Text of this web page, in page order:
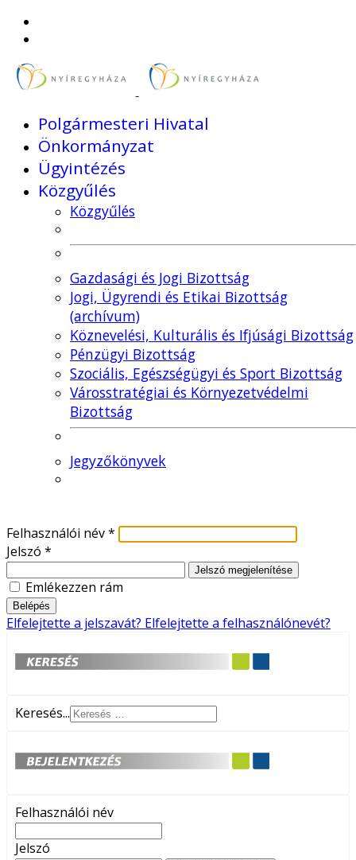
Polgármesteri Hivatal
Önkormányzat
Ügyintézés
Közgyűlés
Közgyűlés
Gazdasági és Jogi Bizottság
Jogi, Ügyrendi és Etikai Bizottság
(archívum)
Köznevelési, Kulturális és Ifjúsági Bizottság
Pénzügyi Bizottság
Szociális, Egészségügyi és Sport Bizottság
Városstratégiai és Környezetvédelmi
Bizottság
Jegyzőkönyvek
Felhasználói név*
Jelszó *
Jelszó megjelenítése
Emlékezzen rám
Belépés
Elfelejtette a jelszavát? Elfelejtette a felhasználónevét?
Keresés...
Felhasználói név
Jelszó